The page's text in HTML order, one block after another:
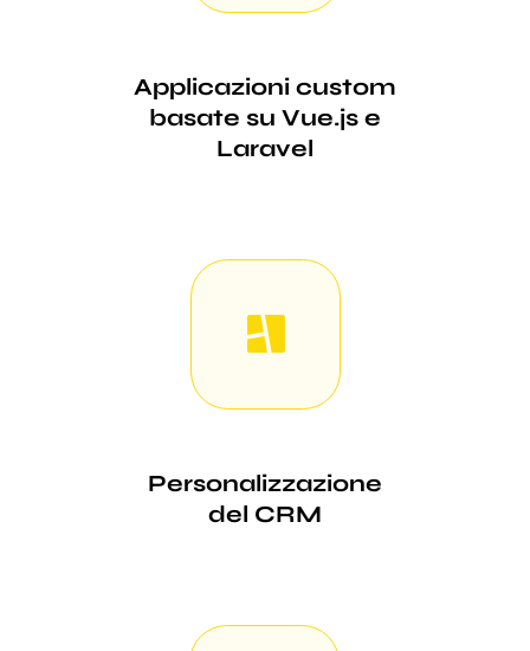
Applicazioni custom
basate su Vue.js e
Laravel
Personalizzazione
del CRM